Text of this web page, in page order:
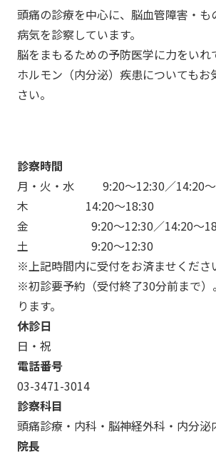
頭痛の診療を中心に、脳血管障害・も
病気を診察しています。
脳をまもるための予防医学に力をいれ
ホルモン（内分泌）疾患についてもお
さい。
診察時間
月・火・水 9:20～12:30／14:20～
木 14:20～18:30
金 9:20～12:30／14:20～
土 9:20～12:30
※上記時間内に受付をお済ませくださ
※初診要予約（受付終了30分前まで
ります。
休診日
日・祝
電話番号
03-3471-3014
診察科目
頭痛診療・内科・脳神経外科・内分泌
院長